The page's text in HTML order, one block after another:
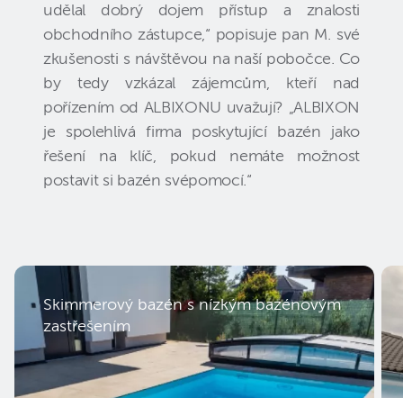
udělal dobrý dojem přístup a znalosti
obchodního zástupce,“ popisuje pan M. své
zkušenosti s návštěvou na naší pobočce. Co
by tedy vzkázal zájemcům, kteří nad
pořízením od ALBIXONU uvažují? „ALBIXON
je spolehlivá firma poskytující bazén jako
řešení na klíč, pokud nemáte možnost
postavit si bazén svépomocí.“
Skimmerový bazén s nízkým bazénovým
zastřešením